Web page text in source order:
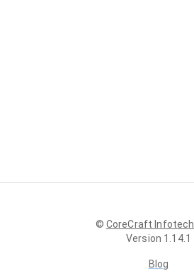
© CoreCraft Infotech
Version 1.14.1
Blog